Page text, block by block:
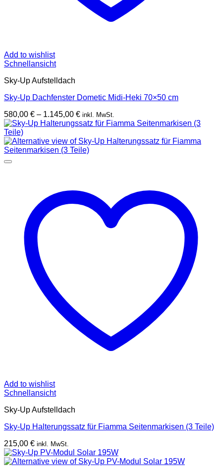
Add to wishlist
Schnellansicht
Sky-Up Aufstelldach
Sky-Up Dachfenster Dometic Midi-Heki 70×50 cm
580,00 € – 1.145,00 €Preisspanne:
580,00 €
1.145,00 €
inkl. MwSt.
Add to wishlist
Schnellansicht
Sky-Up Aufstelldach
Sky-Up Halterungssatz für Fiamma Seitenmarkisen (3 Teile)
215,00 € inkl. MwSt.